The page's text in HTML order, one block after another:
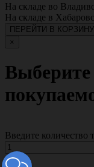
На складе во
На складе в
ПЕРЕЙТИ В КОРЗИНУ
×
Выберите
Введите количество